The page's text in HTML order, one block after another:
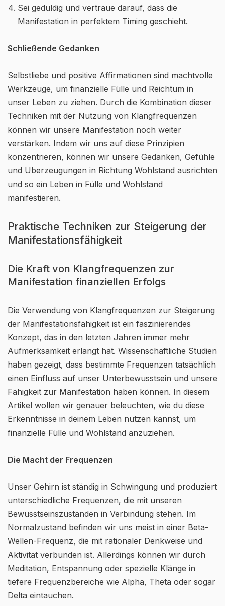
Sei geduldig und vertraue darauf, dass die
Manifestation in perfektem Timing geschieht.
Schließende Gedanken
Selbstliebe und positive Affirmationen sind machtvolle
Werkzeuge, um finanzielle Fülle und Reichtum in
unser Leben zu ziehen. Durch die Kombination dieser
Techniken mit der Nutzung von Klangfrequenzen
können wir unsere Manifestation noch weiter
verstärken. Indem wir uns auf diese Prinzipien
konzentrieren, können wir unsere Gedanken, Gefühle
und Überzeugungen in Richtung Wohlstand ausrichten
und so ein Leben in Fülle und Wohlstand
manifestieren.
Praktische Techniken zur Steigerung der
Manifestationsfähigkeit
Die Kraft von Klangfrequenzen zur
Manifestation finanziellen Erfolgs
Die Verwendung von Klangfrequenzen zur Steigerung
der Manifestationsfähigkeit ist ein faszinierendes
Konzept, das in den letzten Jahren immer mehr
Aufmerksamkeit erlangt hat. Wissenschaftliche Studien
haben gezeigt, dass bestimmte Frequenzen tatsächlich
einen Einfluss auf unser Unterbewusstsein und unsere
Fähigkeit zur Manifestation haben können. In diesem
Artikel wollen wir genauer beleuchten, wie du diese
Erkenntnisse in deinem Leben nutzen kannst, um
finanzielle Fülle und Wohlstand anzuziehen.
Die Macht der Frequenzen
Unser Gehirn ist ständig in Schwingung und produziert
unterschiedliche Frequenzen, die mit unseren
Bewusstseinszuständen in Verbindung stehen. Im
Normalzustand befinden wir uns meist in einer Beta-
Wellen-Frequenz, die mit rationaler Denkweise und
Aktivität verbunden ist. Allerdings können wir durch
Meditation, Entspannung oder spezielle Klänge in
tiefere Frequenzbereiche wie Alpha, Theta oder sogar
Delta eintauchen.